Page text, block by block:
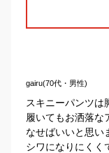
gairu(70代・男性)
スキニーパンツは
履いてもお洒落な
なせばいいと思い
シワになりにくく